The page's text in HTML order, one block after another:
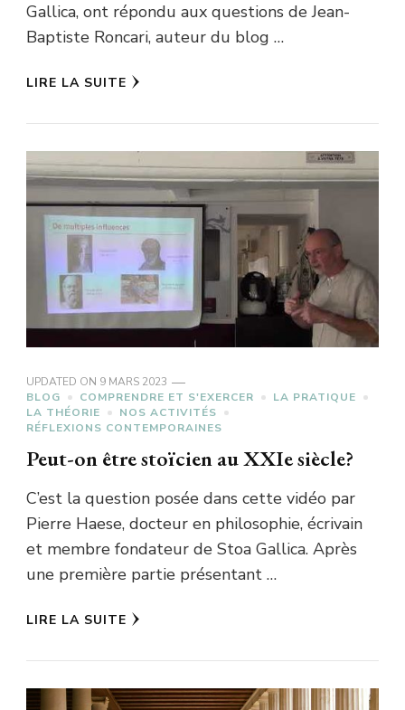
Gallica, ont répondu aux questions de Jean-
Baptiste Roncari, auteur du blog …
LIRE LA SUITE
UPDATED ON 9 MARS 2023
BLOG
COMPRENDRE ET S'EXERCER
LA PRATIQUE
LA THÉORIE
NOS ACTIVITÉS
RÉFLEXIONS CONTEMPORAINES
Peut-on être stoïcien au XXIe siècle?
C’est la question posée dans cette vidéo par
Pierre Haese, docteur en philosophie, écrivain
et membre fondateur de Stoa Gallica. Après
une première partie présentant …
LIRE LA SUITE